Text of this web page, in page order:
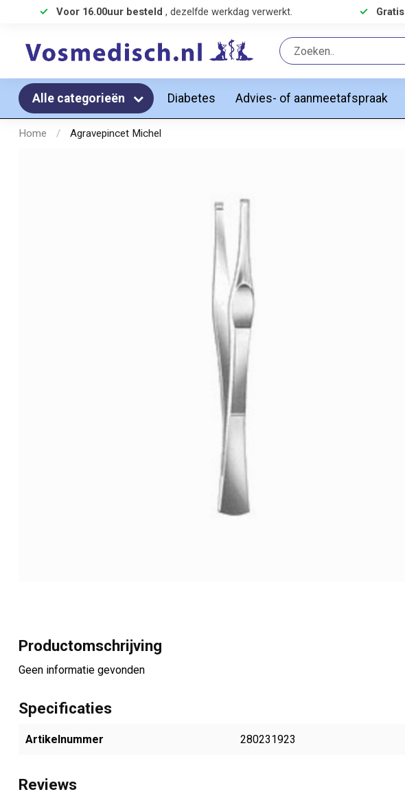
Voor 16.00uur besteld , dezelfde werkdag verwerkt. Gratis
Alle categorieën Diabetes Advies- of aanmeetafspraak
Home / Agravepincet Michel
Productomschrijving
Geen informatie gevonden
Specificaties
Artikelnummer 280231923
Reviews